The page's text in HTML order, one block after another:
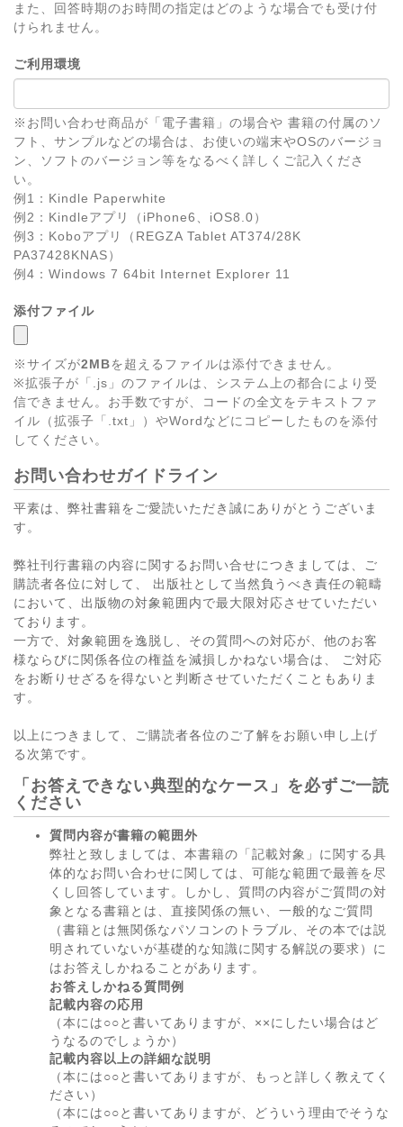
また、回答時期のお時間の指定はどのような場合でも受け付
けられません。
ご利用環境
※お問い合わせ商品が「電子書籍」の場合や 書籍の付属のソ
フト、サンプルなどの場合は、お使いの端末やOSのバージョ
ン、ソフトのバージョン等をなるべく詳しくご記入くださ
い。
例1：Kindle Paperwhite
例2：Kindleアプリ（iPhone6、iOS8.0）
例3：Koboアプリ（REGZA Tablet AT374/28K
PA37428KNAS）
例4：Windows 7 64bit Internet Explorer 11
添付ファイル
※サイズが2MBを超えるファイルは添付できません。
※拡張子が「.js」のファイルは、システム上の都合により受
信できません。お手数ですが、コードの全文をテキストファ
イル（拡張子「.txt」）やWordなどにコピーしたものを添付
してください。
お問い合わせガイドライン
平素は、弊社書籍をご愛読いただき誠にありがとうございま
す。
弊社刊行書籍の内容に関するお問い合せにつきましては、ご
購読者各位に対して、 出版社として当然負うべき責任の範疇
において、出版物の対象範囲内で最大限対応させていただい
ております。
一方で、対象範囲を逸脱し、その質問への対応が、他のお客
様ならびに関係各位の権益を減損しかねない場合は、 ご対応
をお断りせざるを得ないと判断させていただくこともありま
す。
以上につきまして、ご購読者各位のご了解をお願い申し上げ
る次第です。
「お答えできない典型的なケース」を必ずご一読
ください
質問内容が書籍の範囲外
弊社と致しましては、本書籍の「記載対象」に関する具
体的なお問い合わせに関しては、可能な範囲で最善を尽
くし回答しています。しかし、質問の内容がご質問の対
象となる書籍とは、直接関係の無い、一般的なご質問
（書籍とは無関係なパソコンのトラブル、その本では説
明されていないが基礎的な知識に関する解説の要求）に
はお答えしかねることがあります。
お答えしかねる質問例
記載内容の応用
（本には○○と書いてありますが、××にしたい場合はど
うなるのでしょうか）
記載内容以上の詳細な説明
（本には○○と書いてありますが、もっと詳しく教えてく
ださい）
（本には○○と書いてありますが、どういう理由でそうな